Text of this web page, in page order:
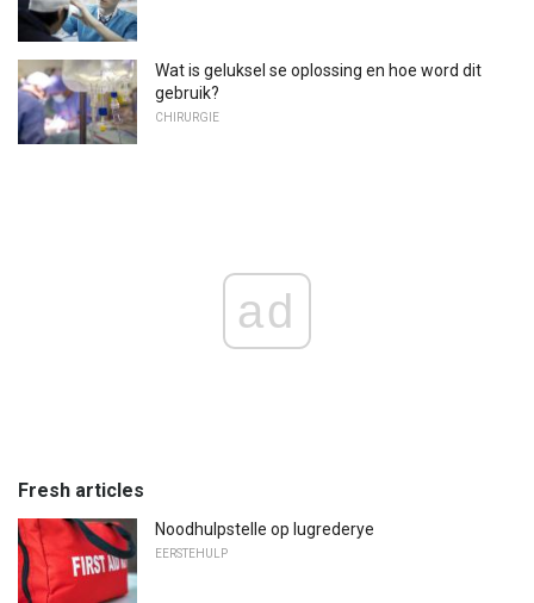
Wat is geluksel se oplossing en hoe word dit
gebruik?
CHIRURGIE
ad
Fresh articles
Noodhulpstelle op lugrederye
EERSTEHULP